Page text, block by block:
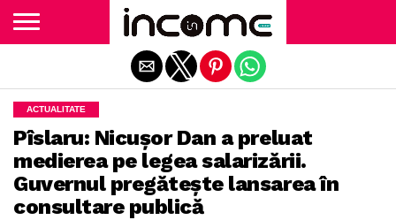
ACTUALITATE
Pîslaru: Nicușor Dan a preluat
medierea pe legea salarizării.
Guvernul pregătește lansarea în
consultare publică
Exit mobile version